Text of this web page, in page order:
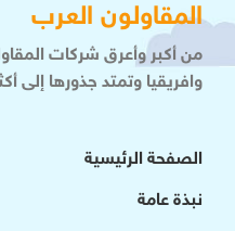
المقاولون العرب
من أكبر وأعرق شركات
وافريقيا وتمتد جذورها
الصفحة الرئيسية
نبذة عامة